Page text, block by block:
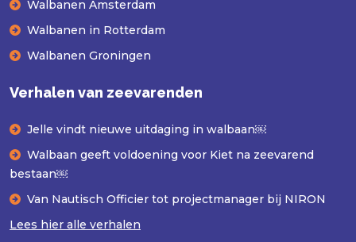
Walbanen Amsterdam
Walbanen in Rotterdam
Walbanen Groningen
Verhalen van zeevarenden
Jelle vindt nieuwe uitdaging in walbaan￼
Walbaan geeft voldoening voor Kiet na zeevarend
bestaan￼
Van Nautisch Officier tot projectmanager bij NIRON
Lees hier alle verhalen